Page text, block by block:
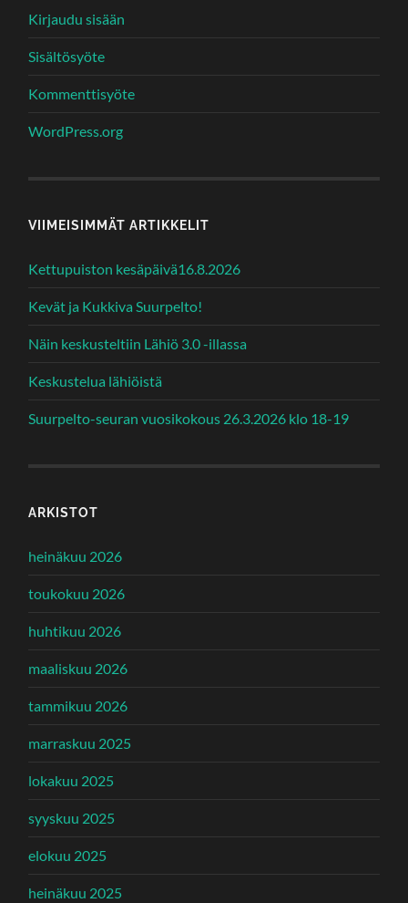
Kirjaudu sisään
Sisältösyöte
Kommenttisyöte
WordPress.org
VIIMEISIMMÄT ARTIKKELIT
Kettupuiston kesäpäivä16.8.2026
Kevät ja Kukkiva Suurpelto!
Näin keskusteltiin Lähiö 3.0 -illassa
Keskustelua lähiöistä
Suurpelto-seuran vuosikokous 26.3.2026 klo 18-19
ARKISTOT
heinäkuu 2026
toukokuu 2026
huhtikuu 2026
maaliskuu 2026
tammikuu 2026
marraskuu 2025
lokakuu 2025
syyskuu 2025
elokuu 2025
heinäkuu 2025